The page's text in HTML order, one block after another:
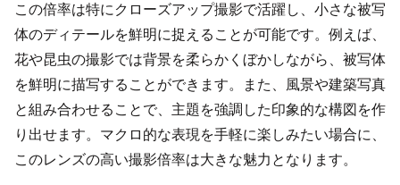
この倍率は特にクローズアップ撮影で活躍し、小さな被写
体のディテールを鮮明に捉えることが可能です。例えば、
花や昆虫の撮影では背景を柔らかくぼかしながら、被写体
を鮮明に描写することができます。また、風景や建築写真
と組み合わせることで、主題を強調した印象的な構図を作
り出せます。マクロ的な表現を手軽に楽しみたい場合に、
このレンズの高い撮影倍率は大きな魅力となります。